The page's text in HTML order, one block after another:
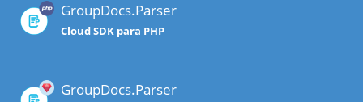
GroupDocs.Parser
Cloud SDK para PHP
GroupDocs.Parser